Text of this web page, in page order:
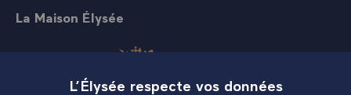
La Maison Élysée
L’Élysée respecte vos données